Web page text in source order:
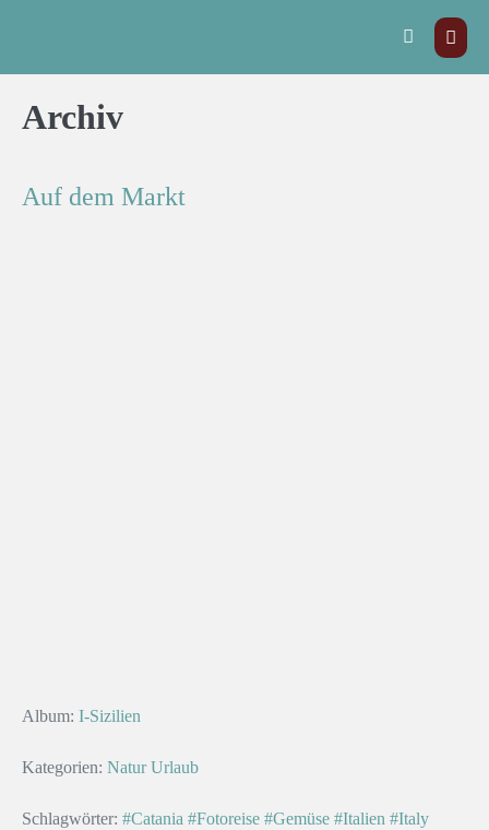
Archiv
Auf dem Markt
Album: I-Sizilien
Kategorien: Natur Urlaub
Schlagwörter: #Catania #Fotoreise #Gemüse #Italien #Italy